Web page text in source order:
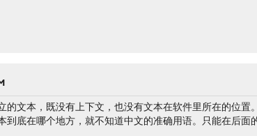
的文本，既没有上下文，也没有文本在软件里所在的位
到底在哪个地方，就不知道中文的准确用语。只能在后面